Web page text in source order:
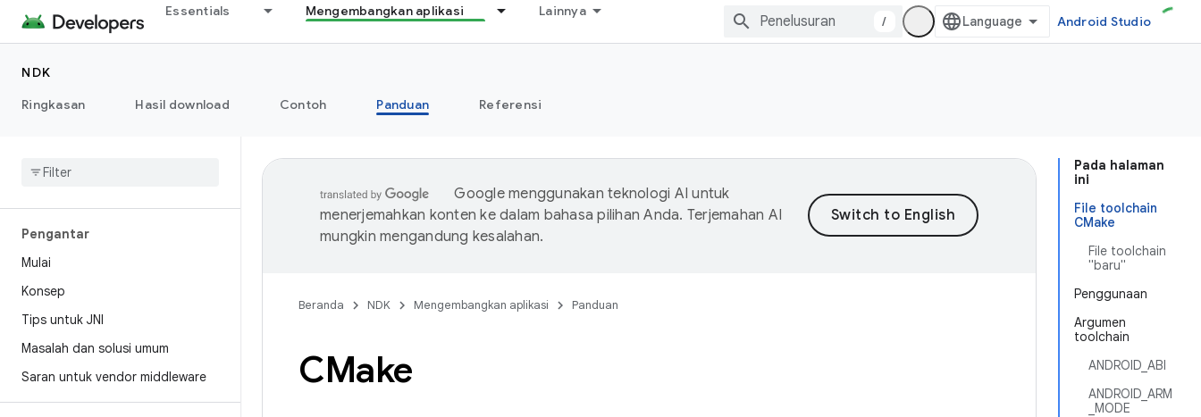
Essentials Mengembangkan aplikasi Lainnya
/ Android Studio
NDK
Ringkasan
Hasil download Contoh Panduan Referensi
Pengantar
Mulai
Konsep
Tips untuk JNI
Masalah dan solusi umum
Saran untuk vendor middleware
Pada halaman
ini
File toolchain
CMake
File toolchain
"baru"
Penggunaan
Argumen
toolchain
ANDROID_ABI
ANDROID_ARM
_MODE
Google menggunakan teknologi AI untuk
menerjemahkan konten ke dalam bahasa pilihan Anda. Terjemahan AI
mungkin mengandung kesalahan.
Beranda NDK Mengembangkan aplikasi Panduan
CMake